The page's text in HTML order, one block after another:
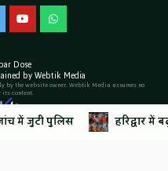
नशे के खिलाफ टिहरी पुलिस
YouTubeWhatsApp
Dose
by Webtik Media
the website owner. Webtik Media assumes no
content.
हरिद्वार में बढ़ती शिवभक्तों